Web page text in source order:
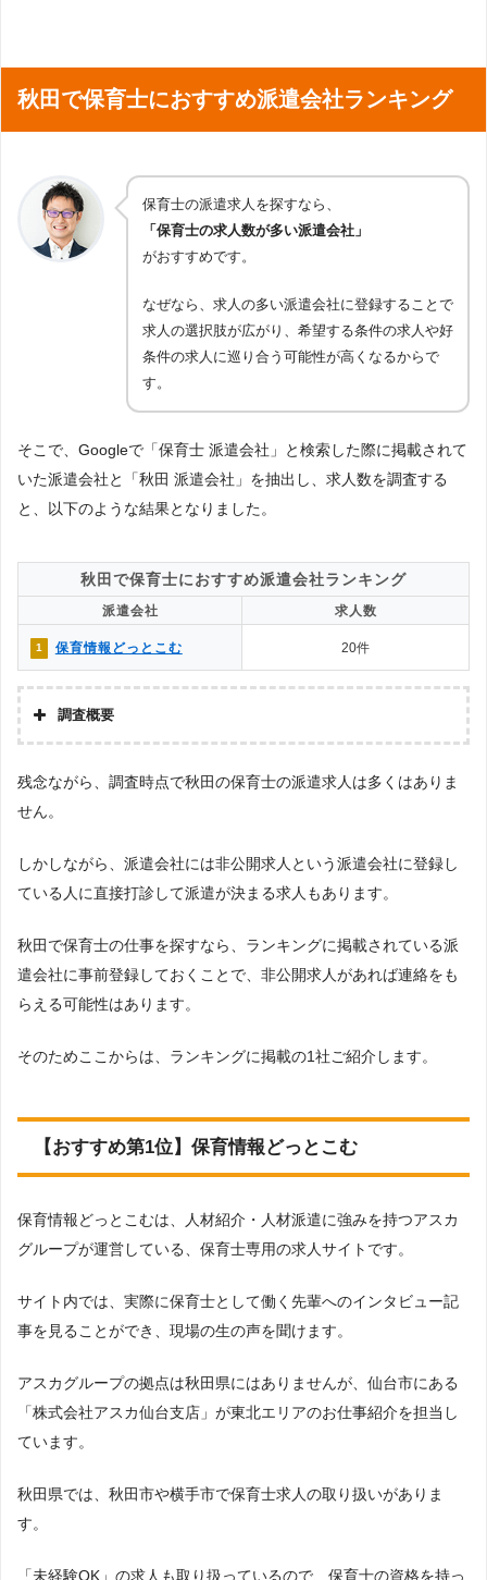
秋田で保育士におすすめ派遣会社ランキング
保育士の派遣求人を探すなら、
「保育士の求人数が多い派遣会社」
がおすすめです。
なぜなら、求人の多い派遣会社に登録することで
求人の選択肢が広がり、希望する条件の求人や好
条件の求人に巡り合う可能性が高くなるからで
す。
そこで、Googleで「保育士 派遣会社」と検索した際に掲載されて
いた派遣会社と「秋田 派遣会社」を抽出し、求人数を調査する
と、以下のような結果となりました。
秋田で保育士におすすめ派遣会社ランキング
派遣会社 求人数
1 保育情報どっとこむ 20件
調査概要
株式会社アドバンスフロー
「『労働者派遣事業許可』を取得している」企業などを29社、さらにGoogle
を対象として調査を実施。※ただし、エリア対象外または求人数が0件の場合
調査対象とした求人について
上記で調査対象とした派遣会社がWEBサイトで公開している求人のうち、「地
2023年1月調査
残念ながら、調査時点で秋田の保育士の派遣求人は多くはありま
せん。
しかしながら、派遣会社には非公開求人という派遣会社に登録し
ている人に直接打診して派遣が決まる求人もあります。
秋田で保育士の仕事を探すなら、ランキングに掲載されている派
遣会社に事前登録しておくことで、非公開求人があれば連絡をも
らえる可能性はあります。
そのためここからは、ランキングに掲載の1社ご紹介します。
【おすすめ第1位】保育情報どっとこむ
保育情報どっとこむは、人材紹介・人材派遣に強みを持つアスカ
グループが運営している、保育士専用の求人サイトです。
サイト内では、実際に保育士として働く先輩へのインタビュー記
事を見ることができ、現場の生の声を聞けます。
アスカグループの拠点は秋田県にはありませんが、仙台市にある
「株式会社アスカ仙台支店」が東北エリアのお仕事紹介を担当し
ています。
秋田県では、秋田市や横手市で保育士求人の取り扱いがありま
す。
「未経験OK」の求人も取り扱っているので、保育士の資格を持っ